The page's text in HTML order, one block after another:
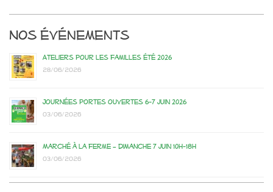
Nos événements
Ateliers pour les familles été 2026
28/06/2026
Journées portes ouvertes 6-7 juin 2026
03/06/2026
Marché à la ferme – dimanche 7 juin 10h-18h
03/06/2026